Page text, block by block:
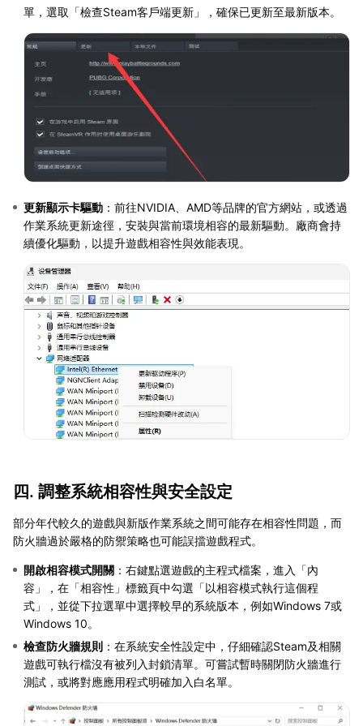
單，選取「檢查Steam客戶端更新」，確保已更新至最新版本。
更新顯示卡驅動 ：前往NVIDIA、AMD等品牌的官方網站，或透過
作業系統更新途徑，安裝與當前環境相容的最新驅動。廠商會持
續優化驅動，以提升遊戲相容性與效能表現。
四. 調整系統相容性與安全設定
部分年代較久的遊戲與新版作業系統之間可能存在相容性問題，而
防火牆過於嚴格的防禦策略也可能誤擋遊戲程式。
開啟相容模式開關 ：右鍵點選遊戲的主程式檔案，進入「內
容」，在「相容性」標籤頁中勾選「以相容模式執行這個程
式」，並從下拉選單中選擇較早的系統版本，例如Windows 7或
Windows 10。
檢查防火牆規則 ：在系統安全性設定中，仔細確認Steam及相關
遊戲可執行檔沒有被列入封鎖清單。可嘗試暫時關閉防火牆進行
測試，或將對應應用程式明確加入白名單。